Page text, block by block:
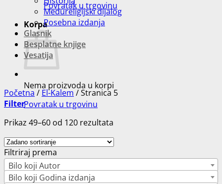
Povratak u trgovinu
Korpa
Nema proizvoda u korpi
Povratak u trgovinu
Međureligijski dijalog
Posebna izdanja
Glasnik
Besplatne knjige
Vesatija
Početna / El-Kalem /Stranica 5
Filter
Prikaz 49–60 od 120 rezultata
Filtriraj prema
Bilo koji Autor
Bilo koji Godina izdanja